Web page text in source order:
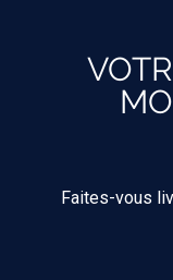
Faites-vous